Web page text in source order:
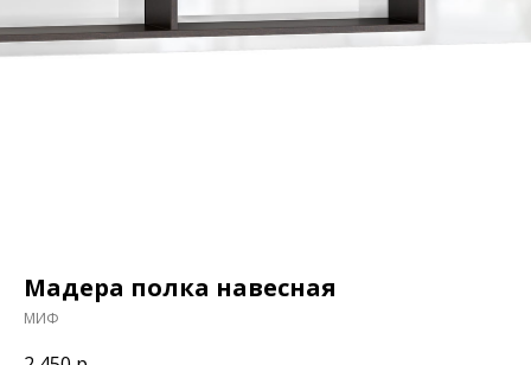
Мадера полка навесная
МИФ